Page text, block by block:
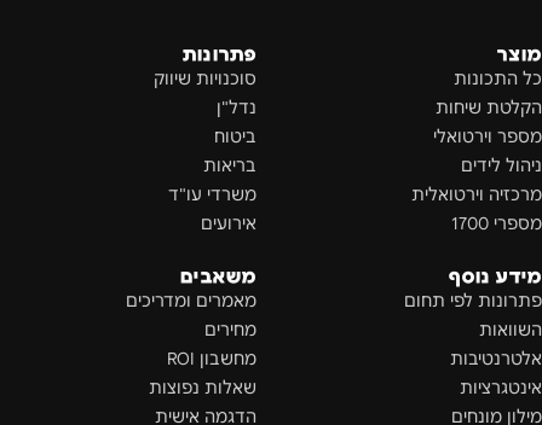
מוצר
כל התכונות
הקלטת שיחות
מספר וירטואלי
ניהול לידים
מרכזיה וירטואלית
מספרי 1700
פתרונות
סוכנויות שיווק
נדל"ן
ביטוח
בריאות
משרדי עו"ד
אירועים
מידע נוסף
פתרונות לפי תחום
השוואות
אלטרנטיבות
אינטגרציות
מילון מונחים
משאבים
מאמרים ומדריכים
מחירים
מחשבון ROI
שאלות נפוצות
הדגמה אישית